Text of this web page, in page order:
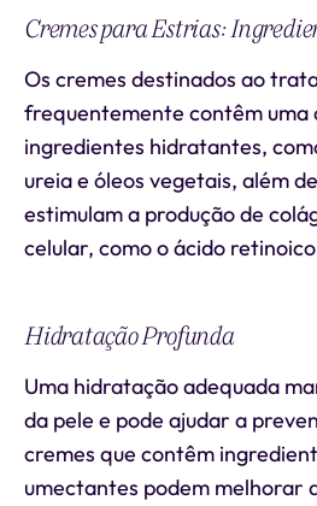
Cremes para Estrias:
Os cremes destinados ao
frequentemente contêm uma
ingredientes hidratantes,
ureia e óleos vegetais, além
estimulam a produção de
celular, como o ácido
Hidratação Profunda
Uma hidratação adequada
da pele e pode ajudar a
cremes que contêm
umectantes podem melhorar